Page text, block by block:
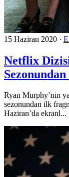
15 Haziran 2020 ·
Netflix
Ryan Murphy’nin
sezonundan ilk
Haziran’da ekranl...